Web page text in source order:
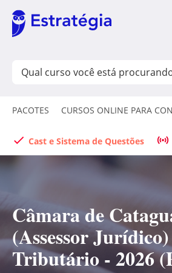
PACOTES CURSOS ONLINE PARA
Cast e Sistema de Questões
Câmara de
(Assessor
Tributário - 2026